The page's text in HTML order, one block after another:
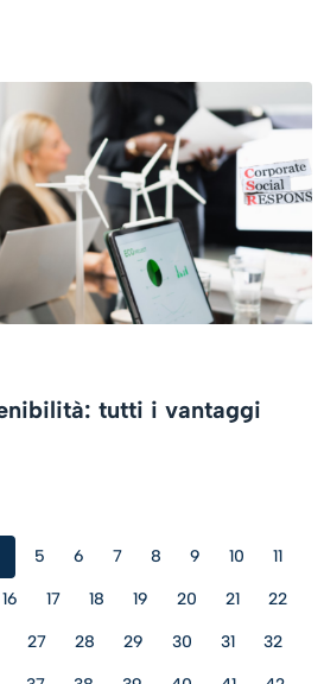
tutti i vantaggi
5 6 7 8 9 10 11
16 17 18 19 20 21 22
27 28 29 30 31 32